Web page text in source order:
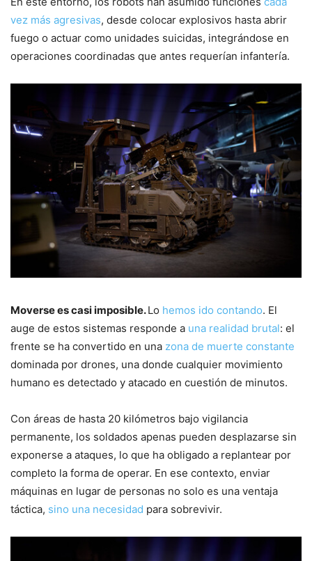
vez más agresivas, desde colocar explosivos hasta abrir
fuego o actuar como unidades suicidas, integrándose en
operaciones coordinadas que antes requerían infantería.
Moverse es casi imposible.Lo hemos ido contando. El
auge de estos sistemas responde a una realidad brutal: el
frente se ha convertido en una zona de muerte constante
dominada por drones, una donde cualquier movimiento
humano es detectado y atacado en cuestión de minutos.
Con áreas de hasta 20 kilómetros bajo vigilancia
permanente, los soldados apenas pueden desplazarse sin
exponerse a ataques, lo que ha obligado a replantear por
completo la forma de operar. En ese contexto, enviar
máquinas en lugar de personas no solo es una ventaja
táctica, sino una necesidad para sobrevivir.